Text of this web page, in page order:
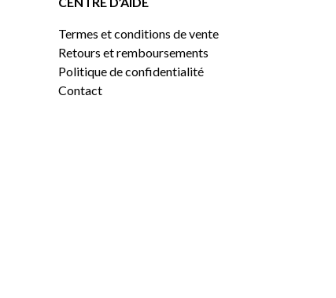
Termes et conditions de vente
Retours et remboursements
Politique de confidentialité
Contact